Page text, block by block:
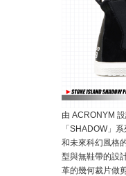
由 ACRONYM
「SHADOW」
和未來科幻風格
型與無鞋帶的設
革的幾何裁片做